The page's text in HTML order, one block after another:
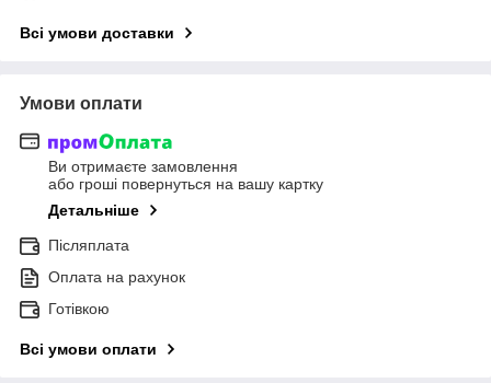
Всі умови доставки
Умови оплати
Ви отримаєте замовлення
або гроші повернуться на вашу картку
Детальніше
Післяплата
Оплата на рахунок
Готівкою
Всі умови оплати